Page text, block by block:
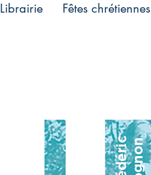
Librairie Fêtes chrétiennes